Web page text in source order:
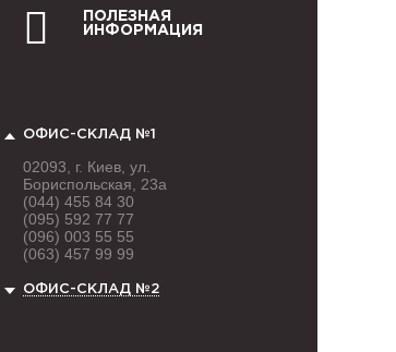
ПОЛЕЗНАЯ
ИНФОРМАЦИЯ
ОФИС-СКЛАД №1
02093, г. Киев, ул.
Бориспольская, 23а
(044) 455 84 30
(095) 592 77 77
(096) 003 55 55
(063) 457 99 99
ОФИС-СКЛАД №2